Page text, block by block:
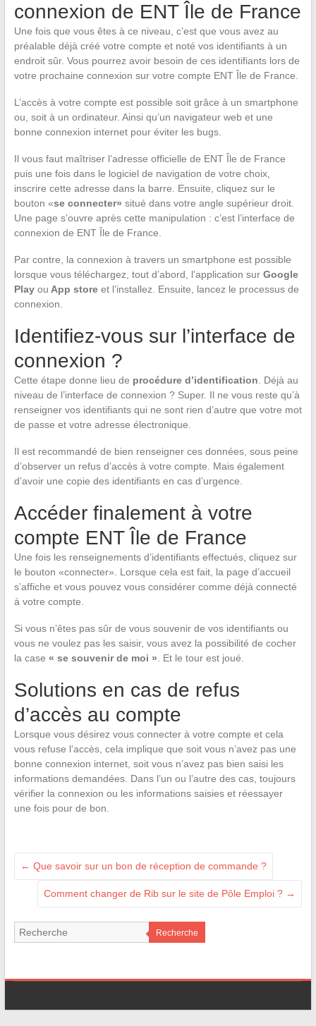
connexion de ENT Île de France
Une fois que vous êtes à ce niveau, c’est que vous avez au
préalable déjà créé votre compte et noté vos identifiants à un
endroit sûr. Vous pourrez avoir besoin de ces identifiants lors de
votre prochaine connexion sur votre compte ENT Île de France.
L’accès à votre compte est possible soit grâce à un smartphone
ou, soit à un ordinateur. Ainsi qu’un navigateur web et une
bonne connexion internet pour éviter les bugs.
Il vous faut maîtriser l’adresse officielle de ENT Île de France
puis une fois dans le logiciel de navigation de votre choix,
inscrire cette adresse dans la barre. Ensuite, cliquez sur le
bouton «se connecter» situé dans votre angle supérieur droit.
Une page s’ouvre après cette manipulation : c’est l’interface de
connexion de ENT Île de France.
Par contre, la connexion à travers un smartphone est possible
lorsque vous téléchargez, tout d’abord, l’application sur Google
Play ou App store et l’installez. Ensuite, lancez le processus de
connexion.
Identifiez-vous sur l’interface de
connexion ?
Cette étape donne lieu de procédure d’identification. Déjà au
niveau de l’interface de connexion ? Super. Il ne vous reste qu’à
renseigner vos identifiants qui ne sont rien d’autre que votre mot
de passe et votre adresse électronique.
Il est recommandé de bien renseigner ces données, sous peine
d’observer un refus d’accès à votre compte. Mais également
d’avoir une copie des identifiants en cas d’urgence.
Accéder finalement à votre
compte ENT Île de France
Une fois les renseignements d’identifiants effectués, cliquez sur
le bouton «connecter». Lorsque cela est fait, la page d’accueil
s’affiche et vous pouvez vous considérer comme déjà connecté
à votre compte.
Si vous n’êtes pas sûr de vous souvenir de vos identifiants ou
vous ne voulez pas les saisir, vous avez la possibilité de cocher
la case « se souvenir de moi ». Et le tour est joué.
Solutions en cas de refus
d’accès au compte
Lorsque vous désirez vous connecter à votre compte et cela
vous refuse l’accès, cela implique que soit vous n’avez pas une
bonne connexion internet, soit vous n’avez pas bien saisi les
informations demandées. Dans l’un ou l’autre des cas, toujours
vérifier la connexion ou les informations saisies et réessayer
une fois pour de bon.
← Que savoir sur un bon de réception de commande ?
Comment changer de Rib sur le site de Pôle Emploi ? →
Recherche